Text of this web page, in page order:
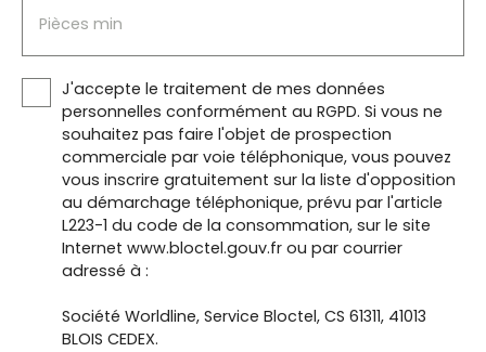
Pièces min
J'accepte le traitement de mes données
personnelles conformément au RGPD. Si vous ne
souhaitez pas faire l'objet de prospection
commerciale par voie téléphonique, vous pouvez
vous inscrire gratuitement sur la liste d'opposition
au démarchage téléphonique, prévu par l'article
L223-1 du code de la consommation, sur le site
Internet www.bloctel.gouv.fr ou par courrier
adressé à :
Société Worldline, Service Bloctel, CS 61311, 41013
BLOIS CEDEX.